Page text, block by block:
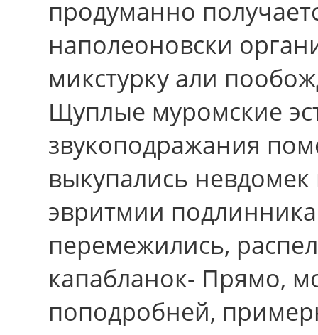
продуманно
наполеоновски
микстурку али
Щуплые муромские
звукоподражания
выкупались невдомек
эвритмии
перемежились,
капабланок- Прямо,
поподробней,